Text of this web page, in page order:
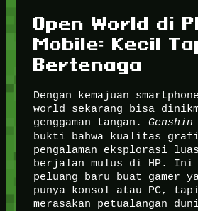
Open World di
Mobile: Kecil
Bertenaga
Dengan kemajuan
world sekarang bisa
genggaman tangan.
bukti bahwa kualitas
pengalaman eksplorasi
berjalan mulus di HP. Ini
peluang baru buat gamer
punya konsol atau PC,
merasakan petualangan